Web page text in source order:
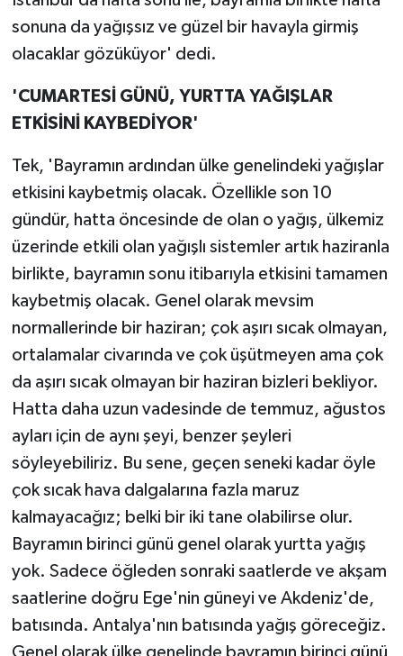
sonuna da yağışsız ve güzel bir havayla girmiş
olacaklar gözüküyor' dedi.
'CUMARTESİ GÜNÜ, YURTTA YAĞIŞLAR
ETKİSİNİ KAYBEDİYOR'
Tek, 'Bayramın ardından ülke genelindeki yağışlar
etkisini kaybetmiş olacak. Özellikle son 10
gündür, hatta öncesinde de olan o yağış, ülkemiz
üzerinde etkili olan yağışlı sistemler artık haziranla
birlikte, bayramın sonu itibarıyla etkisini tamamen
kaybetmiş olacak. Genel olarak mevsim
normallerinde bir haziran; çok aşırı sıcak olmayan,
ortalamalar civarında ve çok üşütmeyen ama çok
da aşırı sıcak olmayan bir haziran bizleri bekliyor.
Hatta daha uzun vadesinde de temmuz, ağustos
ayları için de aynı şeyi, benzer şeyleri
söyleyebiliriz. Bu sene, geçen seneki kadar öyle
çok sıcak hava dalgalarına fazla maruz
kalmayacağız; belki bir iki tane olabilirse olur.
Bayramın birinci günü genel olarak yurtta yağış
yok. Sadece öğleden sonraki saatlerde ve akşam
saatlerine doğru Ege'nin güneyi ve Akdeniz'de,
batısında. Antalya'nın batısında yağış göreceğiz.
Genel olarak ülke genelinde bayramın birinci günü